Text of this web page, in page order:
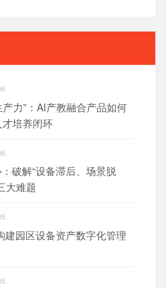
产力”：AI产教融合产品如何
培养闭环
破解“设备滞后、场景脱
大难题
建园区设备资产数字化管理